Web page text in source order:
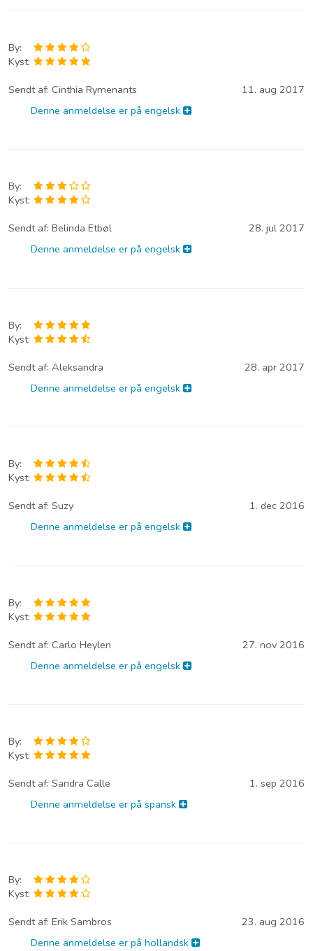
By:
Kyst:
Sendt af: Cinthia Rymenants
11. aug 2017
Denne anmeldelse er på engelsk
By:
Kyst:
Sendt af: Belinda Etbøl
28. jul 2017
Denne anmeldelse er på engelsk
By:
Kyst:
Sendt af: Aleksandra
28. apr 2017
Denne anmeldelse er på engelsk
By:
Kyst:
Sendt af: Suzy
1. dec 2016
Denne anmeldelse er på engelsk
By:
Kyst:
Sendt af: Carlo Heylen
27. nov 2016
Denne anmeldelse er på engelsk
By:
Kyst:
Sendt af: Sandra Calle
1. sep 2016
Denne anmeldelse er på spansk
By:
Kyst:
Sendt af: Erik Sambros
23. aug 2016
Denne anmeldelse er på hollandsk